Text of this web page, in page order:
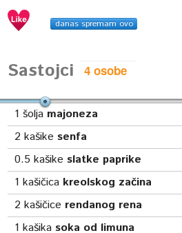
danas spremam ovo
Sastojci
1 šolja majoneza
2 kašikesenfa
0.5 kašikeslatke paprike
1 kašičica kreolskog začina
2 kašičice rendanog rena
1 kašikasoka od limuna